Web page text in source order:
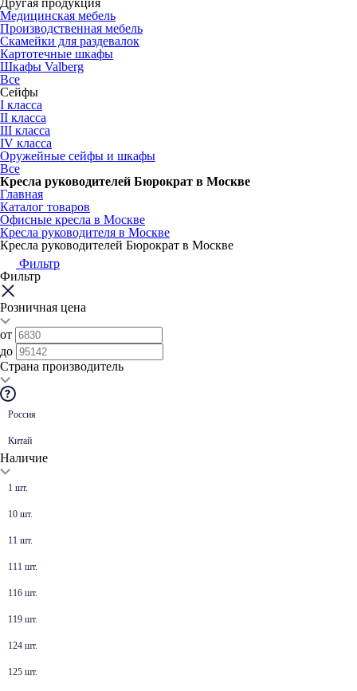
Другая продукция
Медицинская мебель
Производственная мебель
Скамейки для раздевалок
Картотечные шкафы
Шкафы Valberg
Все
Сейфы
I класса
II класса
III класса
IV класса
Оружейные сейфы и шкафы
Все
Кресла руководителей Бюрократ в Москве
Главная
Каталог товаров
Офисные кресла в Москве
Кресла руководителя в Москве
Кресла руководителей Бюрократ в Москве
Фильтр
Фильтр
Розничная цена
от
до
Страна производитель
Россия
Китай
Наличие
1 шт.
10 шт.
11 шт.
111 шт.
116 шт.
119 шт.
124 шт.
125 шт.